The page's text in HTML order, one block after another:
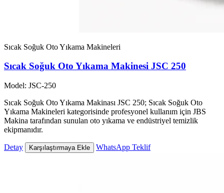
Sıcak Soğuk Oto Yıkama Makineleri
Sıcak Soğuk Oto Yıkama Makinesi JSC 250
Model: JSC-250
Sıcak Soğuk Oto Yıkama Makinası JSC 250; Sıcak Soğuk Oto
Yıkama Makineleri kategorisinde profesyonel kullanım için JBS
Makina tarafından sunulan oto yıkama ve endüstriyel temizlik
ekipmanıdır.
Detay Karşılaştırmaya Ekle WhatsApp Teklif